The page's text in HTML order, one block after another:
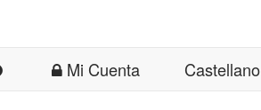
Mi Cuenta Castellano